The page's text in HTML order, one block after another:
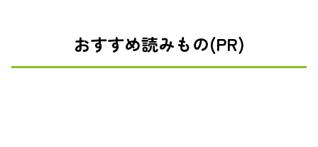
おすすめ読みもの(PR)